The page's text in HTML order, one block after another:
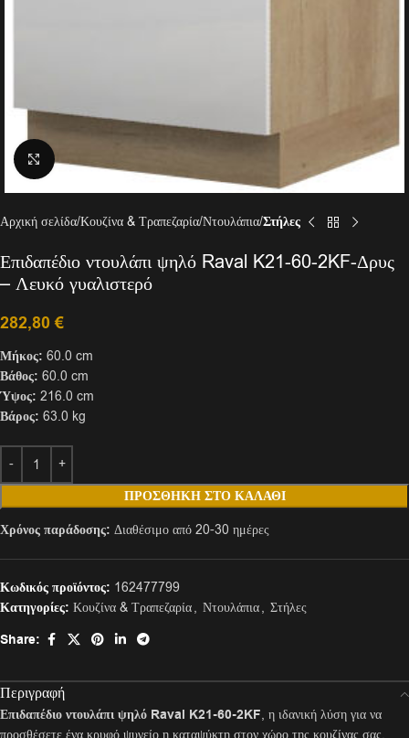
Click to enlarge
Αρχική σελίδα Κουζίνα & Τραπεζαρία Ντουλάπια Στήλες
Επιδαπέδιο ντουλάπι ψηλό Raval K21-60-2KF-Δρυς
– Λευκό γυαλιστερό
282,80€
Μήκος: 60.0 cm
Βάθος: 60.0 cm
Ύψος: 216.0 cm
Βάρος: 63.0 kg
ΠΡΟΣΘΉΚΗ ΣΤΟ ΚΑΛΆΘΙ
Χρόνος παράδοσης: Διαθέσιμο από 20-30 ημέρες
Κωδικός προϊόντος: 162477799
Κατηγορίες: Κουζίνα & Τραπεζαρία, Ντουλάπια, Στήλες
Share:
Περιγραφή
Επιδαπέδιο ντουλάπι ψηλό Raval K21-60-2KF, η ιδανική λύση για να